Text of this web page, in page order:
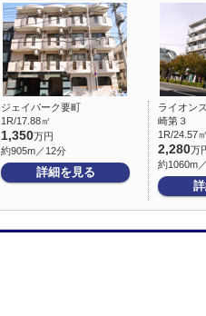
ジェイパーク要町
1R/17.88㎡
1,350万円
約905m／12分
詳細を見る
ライオン
崎第３
1R/24.57㎡
2,280万
約1060m